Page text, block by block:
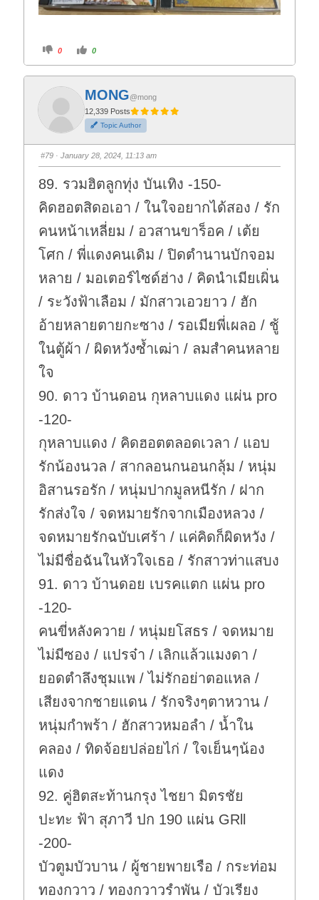
C
i
k
f
t
h
m
d
o
n
.
0
C
i
k
o
r
t
h
u
m
u
p
0
MONG@mong
12,339 Posts
Topic Author
#79 · January 28, 2024, 11:13 am
89. รวมฮิตลูกทุ่ง บันเทิง -150-
คิดฮอตสิดอเอา / ในใจอยากได้สอง / รัก
คนหน้าเหลี่ยม / อวสานขาร็อค / เต้ย
โศก / พี่แดงคนเดิม / ปิดตำนานบักจอม
หลาย / มอเตอร์ไซด์ฮ่าง / คิดนำเมียเผิ่น
/ ระวังฟ้าเลือม / มักสาวเอวยาว / ฮัก
อ้ายหลายตายกะซาง / รอเมียพี่เผลอ / ชู้
ในตู้ผ้า / ผิดหวังซ้ำเฒ่า / ลมสำคนหลาย
ใจ
90. ดาว บ้านดอน กุหลาบแดง แผ่น pro
-120-
กุหลาบแดง / คิดฮอตตลอดเวลา / แอบ
รักน้องนวล / สากลอนกนอนกลุ้ม / หนุ่ม
อิสานรอรัก / หนุ่มปากมูลหนีรัก / ฝาก
รักส่งใจ / จดหมายรักจากเมืองหลวง /
จดหมายรักฉบับเศร้า / แค่คิดก็ผิดหวัง /
ไม่มีชื่อฉันในหัวใจเธอ / รักสาวท่าแสบง
91. ดาว บ้านดอย เบรคแตก แผ่น pro
-120-
คนขี่หลังควาย / หนุ่มยโสธร / จดหมาย
ไม่มีซอง / แปรจ๋า / เลิกแล้วแมงดา /
ยอดตำลึงชุมแพ / ไม่รักอย่าตอแหล /
เสียงจากชายแดน / รักจริงๆตาหวาน /
หนุ่มกำพร้า / ฮักสาวหมอลำ / น้ำใน
คลอง / ทิดจ้อยปล่อยไก่ / ใจเย็นๆน้อง
แดง
92. คู่ฮิตสะท้านกรุง ไชยา มิตรชัย
ปะทะ ฟ้า สุภาวี ปก 190 แผ่น GRll
-200-
บัวตูมบัวบาน / ผู้ชายพายเรือ / กระท่อม
ทองกวาว / ทองกวาวรำพัน / บัวเรียง